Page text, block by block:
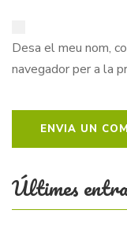
Desa el meu nom,
navegador per a la
Últimes